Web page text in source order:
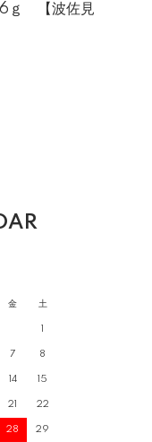
【波佐見
金 土
1
7 8
14 15
21 22
28 29